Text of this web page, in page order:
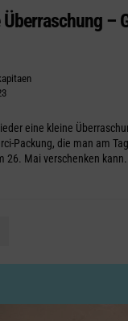
–
eine kleine
Packung, die man am
26. Mai verschenken